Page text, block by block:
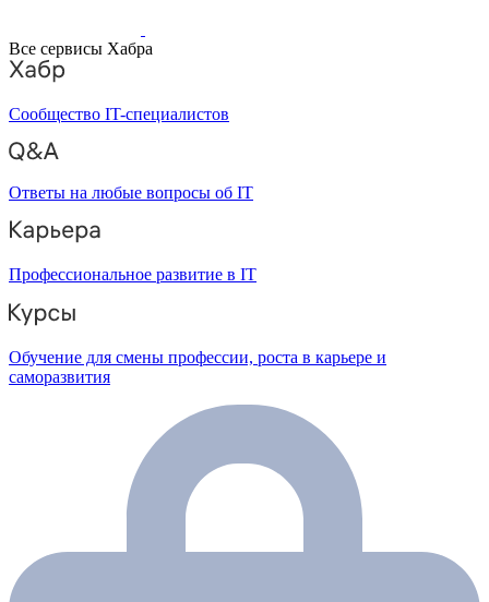
Все сервисы Хабра
Сообщество IT-специалистов
Ответы на любые вопросы об IT
Профессиональное развитие в IT
Обучение для смены профессии, роста в карьере и
саморазвития